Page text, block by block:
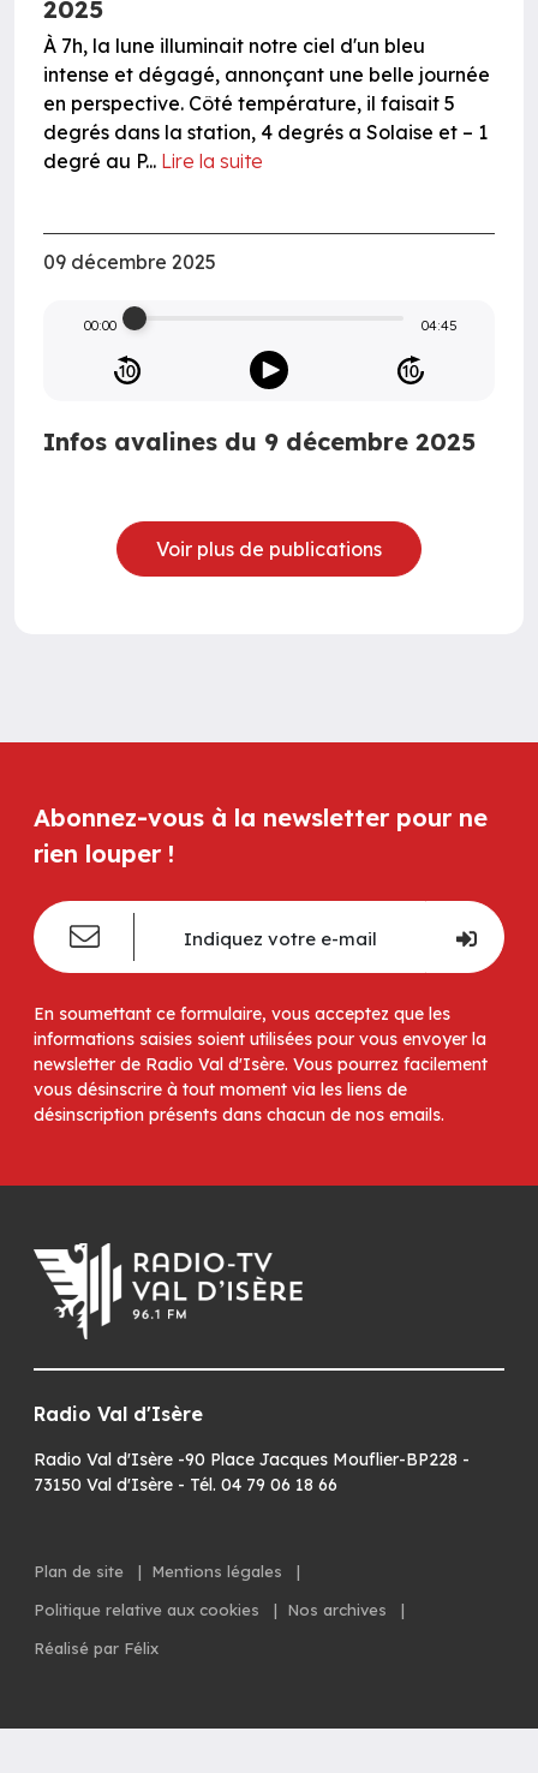
2025
À 7h, la lune illuminait notre ciel d'un bleu
intense et dégagé, annonçant une belle journée
en perspective. Côté température, il faisait 5
degrés dans la station, 4 degrés a Solaise et – 1
degré au P... Lire la suite
09 décembre 2025
00:00 04:45
Infos avalines du 9 décembre 2025
Voir plus de publications
Abonnez-vous à la newsletter pour ne
rien louper !
En soumettant ce formulaire, vous acceptez que les
informations saisies soient utilisées pour vous envoyer la
newsletter de Radio Val d'Isère. Vous pourrez facilement
vous désinscrire à tout moment via les liens de
désinscription présents dans chacun de nos emails.
Radio Val d'Isère
Radio Val d'Isère -90 Place Jacques Mouflier-BP228 -
73150 Val d'Isère - Tél. 04 79 06 18 66
Plan de site | Mentions légales
|
Politique relative aux cookies
| Nos archives
|
Réalisé par Félix